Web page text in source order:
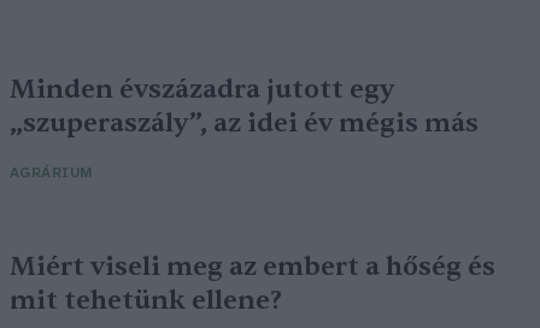
Minden évszázadra jutott egy
„szuperaszály”, az idei év mégis más
AGRÁRIUM
Miért viseli meg az embert a hőség és
mit tehetünk ellene?